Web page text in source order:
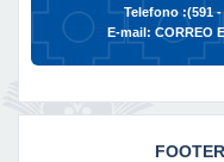
Telefono :(591
E-mail: CORREO